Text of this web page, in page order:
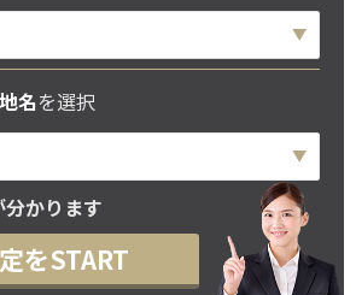
名を選択
かります
をSTART